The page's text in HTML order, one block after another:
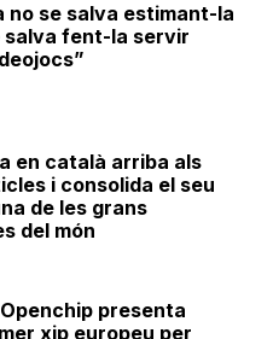
no se salva estimant-la
fent-la servir
en català arriba als
i consolida el seu
de les grans
del món
presenta
xip europeu per